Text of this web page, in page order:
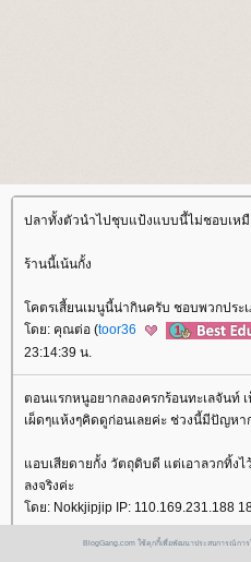
ปลาทั้งตัวนำไปชุบแป้งแบบนี้ไม่ชอบเห
ร้านนี้เน้นกั้ง
คตรเสี้ยนเมนูนี้น่ากินครับ ชอบพวกประ
ดย: คุณต่อ (toor36
23:14:39 น.
ตอนแรกหนูอยากลองครกร้อนทะเลจันท์
เผ็ดๆแห้งๆคิดดูก่อนเลยค่ะ ช่วงนี้มีปัญห
อบเสียดายกั้ง วัตถุดิบดี แต่เอาลวกทิ้ง
ลงจริงค่ะ
ดย: Nokkjipjip IP: 110.169.231.188
BlogGang.com ใช้คุกกี้เพื่อพัฒนาประสบการณ์กา